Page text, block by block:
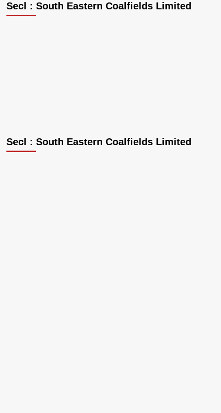
Secl : South Eastern Coalfields Limited
Secl : South Eastern Coalfields Limited